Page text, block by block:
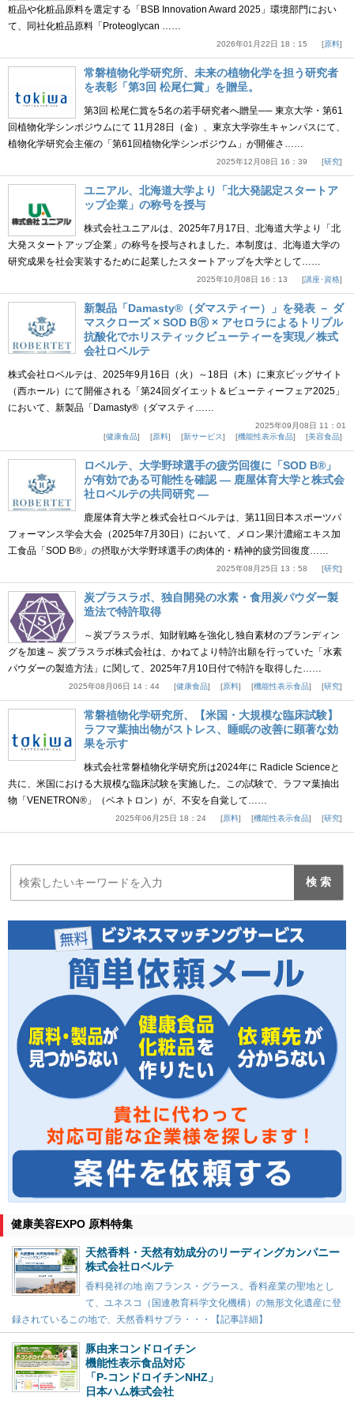
粧品や化粧品原料を選定する「BSB Innovation Award 2025」環境部門におい
て、同社化粧品原料「Proteoglycan ……
2026年01月22日 18：15 原料
常磐植物化学研究所、未来の植物化学を担う研究者
を表彰「第3回 松尾仁賞」を贈呈。
第3回 松尾仁賞を5名の若手研究者へ贈呈── 東京大学・第61
回植物化学シンポジウムにて 11月28日（金）、東京大学弥生キャンパスにて、
植物化学研究会主催の「第61回植物化学シンポジウム」が開催さ……
2025年12月08日 16：39 研究
ユニアル、北海道大学より「北大発認定スタートア
ップ企業」の称号を授与
株式会社ユニアルは、2025年7月17日、北海道大学より「北
大発スタートアップ企業」の称号を授与されました。本制度は、北海道大学の
研究成果を社会実装するために起業したスタートアップを大学として……
2025年10月08日 16：13 講座･資格
新製品「Damasty®（ダマスティー）」を発表 － ダ
マスクローズ × SOD BⓇ × アセロラによるトリプル
抗酸化でホリスティックビューティーを実現／株式
会社ロベルテ
株式会社ロベルテは、2025年9月16日（火）～18日（木）に東京ビッグサイト
（西ホール）にて開催される「第24回ダイエット＆ビューティーフェア2025」
において、新製品「Damasty®（ダマスティ……
2025年09月08日 11：01
健康食品
原料 新サービス 機能性表示食品 美容食品
ロベルテ、大学野球選手の疲労回復に「SOD B®」
が有効である可能性を確認 ― 鹿屋体育大学と株式会
社ロベルテの共同研究 ―
鹿屋体育大学と株式会社ロベルテは、第11回日本スポーツパ
フォーマンス学会大会（2025年7月30日）において、メロン果汁濃縮エキス加
工食品「SOD B®」の摂取が大学野球選手の肉体的・精神的疲労回復度……
2025年08月25日 13：58 研究
炭プラスラボ、独自開発の水素・食用炭パウダー製
造法で特許取得
～炭プラスラボ、知財戦略を強化し独自素材のブランディン
グを加速～ 炭プラスラボ株式会社は、かねてより特許出願を行っていた「水素
パウダーの製造方法」に関して、2025年7月10日付で特許を取得した……
2025年08月06日 14：44 健康食品 原料 機能性表示食品 研究
常磐植物化学研究所、【米国・大規模な臨床試験】
ラフマ葉抽出物がストレス、睡眠の改善に顕著な効
果を示す
株式会社常磐植物化学研究所は2024年に Radicle Scienceと
共に、米国における大規模な臨床試験を実施した。この試験で、ラフマ葉抽出
物「VENETRON®」（ベネトロン）が、不安を自覚して……
2025年06月25日 18：24 原料 機能性表示食品 研究
健康美容EXPO 原料特集
天然香料・天然有効成分のリーディングカンパニー
株式会社ロベルテ
香料発祥の地 南フランス・グラース。香料産業の聖地とし
て、ユネスコ（国連教育科学文化機構）の無形文化遺産に登
録されているこの地で、天然香料サプラ・・・【記事詳細】
豚由来コンドロイチン
機能性表示食品対応
「P-コンドロイチンNHZ」
日本ハム株式会社